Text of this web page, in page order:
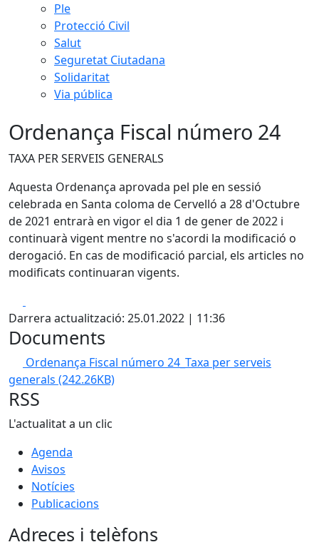
Ple
Protecció Civil
Salut
Seguretat Ciutadana
Solidaritat
Via pública
Ordenança Fiscal número 24
TAXA PER SERVEIS GENERALS
Aquesta Ordenança aprovada pel ple en sessió
celebrada en Santa coloma de Cervelló a 28 d'Octubre
de 2021 entrarà en vigor el dia 1 de gener de 2022 i
continuarà vigent mentre no s'acordi la modificació o
derogació. En cas de modificació parcial, els articles no
modificats continuaran vigents.
Darrera actualització: 25.01.2022 | 11:36
Documents
Ordenança Fiscal número 24_Taxa per serveis
generals (242.26KB)
RSS
L'actualitat a un clic
Agenda
Avisos
Notícies
Publicacions
Adreces i telèfons